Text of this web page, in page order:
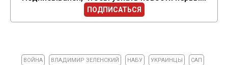
ПОДПИСАТЬСЯ
ВОЙНА ВЛАДИМИР ЗЕЛЕНСКИЙ НАБУ УКРАИНЦЫ САП